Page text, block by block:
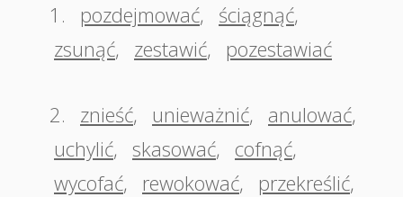
1.
pozdejmować, ściągnąć,
zsunąć, zestawić, pozestawiać
2. znieść, unieważnić, anulować,
uchylić, skasować, cofnąć,
wycofać, rewokować, przekreślić,